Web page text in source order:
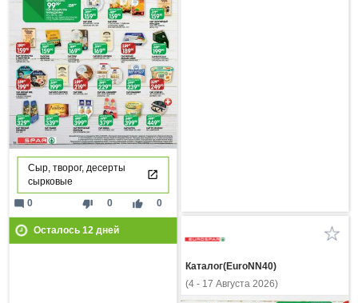
Сыр, творог, десерты
сырковые
thumb_down 0 thumb_up 0
mode_comment 0
Осталось 12дней
Каталог(EuroNN40)
(4 - 17 Августа 2026)